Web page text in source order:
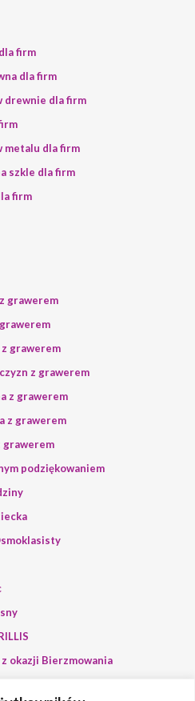
firm
dla firm
drewnie dla firm
metalu dla firm
szkle dla firm
firm
grawerem
grawerem
z grawerem
z grawerem
z grawerem
grawerem
podziękowaniem
okazji Bierzmowania